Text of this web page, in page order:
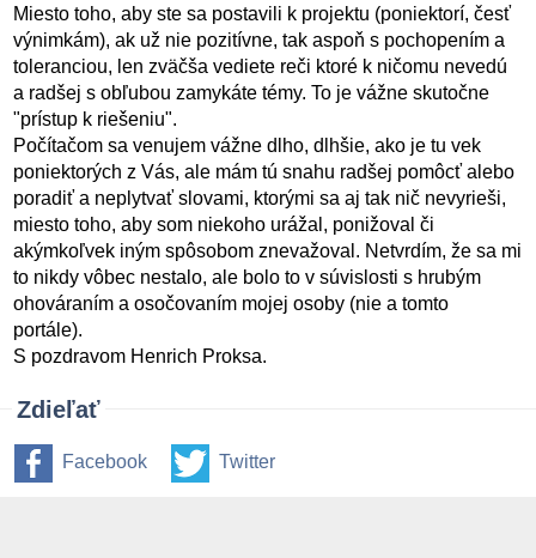
Miesto toho, aby ste sa postavili k projektu (poniektorí, česť
výnimkám), ak už nie pozitívne, tak aspoň s pochopením a
toleranciou, len zväčša vediete reči ktoré k ničomu nevedú
a radšej s obľubou zamykáte témy. To je vážne skutočne
"prístup k riešeniu".
Počítačom sa venujem vážne dlho, dlhšie, ako je tu vek
poniektorých z Vás, ale mám tú snahu radšej pomôcť alebo
poradiť a neplytvať slovami, ktorými sa aj tak nič nevyrieši,
miesto toho, aby som niekoho urážal, ponižoval či
akýmkoľvek iným spôsobom znevažoval. Netvrdím, že sa mi
to nikdy vôbec nestalo, ale bolo to v súvislosti s hrubým
ohováraním a osočovaním mojej osoby (nie a tomto
portále).
S pozdravom Henrich Proksa.
Zdieľať
Facebook Twitter